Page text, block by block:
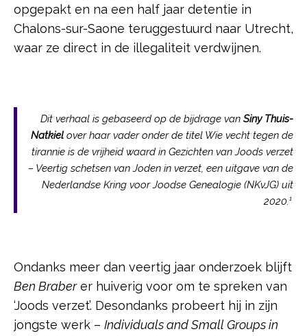
opgepakt en na een half jaar detentie in
Chalons-sur-Saone teruggestuurd naar Utrecht,
waar ze direct in de illegaliteit verdwijnen.
Dit verhaal is gebaseerd op de bijdrage van Siny Thuis-
Natkielover haar vader onder de titel Wie vecht tegen de
tirannie is de vrijheid waard in Gezichten van Joods verzet
– Veertig schetsen van Joden in verzet, een uitgave van de
Nederlandse Kring voor Joodse Genealogie (NKvJG) uit
2020.1
Ondanks meer dan veertig jaar onderzoek blijft
Ben Braberer huiverig voor om te spreken van
‘Joods verzet’. Desondanks probeert hij in zijn
jongste werk – Individuals and Small Groups in